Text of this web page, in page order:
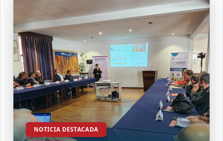
NOTICIA DESTACADA